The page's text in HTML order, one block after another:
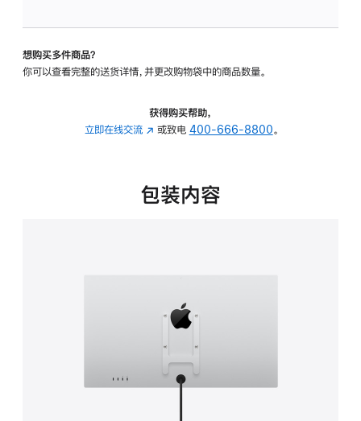
转
的
想购买多件商品？
你可以查看完整的送货详情，并更改购物袋中的商品数量。
获得购买帮助，
立即在线交流 (在
中
或致电 400-666-8800。
包装内容